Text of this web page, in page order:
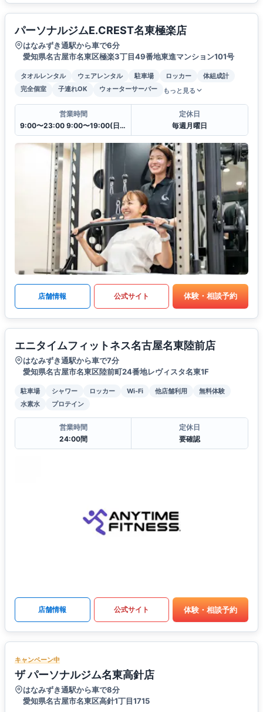
パーソナルジムE.CREST名東極楽店
はなみずき通駅から車で6分
愛知県名古屋市名東区極楽3丁目49番地東進マンション101号
タオルレンタル ウェアレンタル 駐車場 ロッカー
体組成計
完全個室
子連れOK ウォーターサーバー もっと見る
営業時間
9:00〜23:00 9:00〜19:00(日曜日)
定休日
毎週月曜日
店舗情報 公式サイト 体験・相談予約
エニタイムフィットネス名古屋名東陸前店
はなみずき通駅から車で7分
愛知県名古屋市名東区陸前町24番地レヴィスタ名東1F
駐車場 シャワー ロッカー Wi-Fi 他店舗利用
無料体験
水素水
プロテイン
営業時間
24:00間
定休日
要確認
店舗情報 公式サイト 体験・相談予約
キャンペーン中
ザ パーソナルジム名東高針店
はなみずき通駅から車で8分
愛知県名古屋市名東区高針1丁目1715